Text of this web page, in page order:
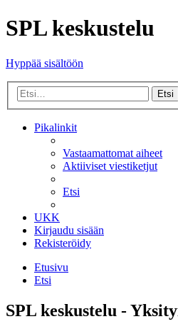
SPL keskustelu
Hyppää sisältöön
Etsi
Pikalinkit
Vastaamattomat aiheet
Aktiiviset viestiketjut
Etsi
UKK
Kirjaudu sisään
Rekisteröidy
Etusivu
Etsi
SPL keskustelu -